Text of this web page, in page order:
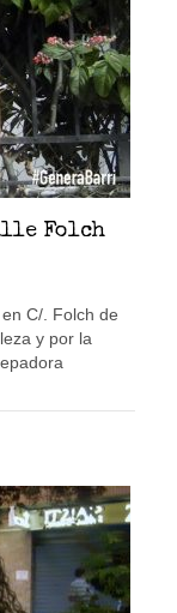
Folch
C/. Folch de
y por la